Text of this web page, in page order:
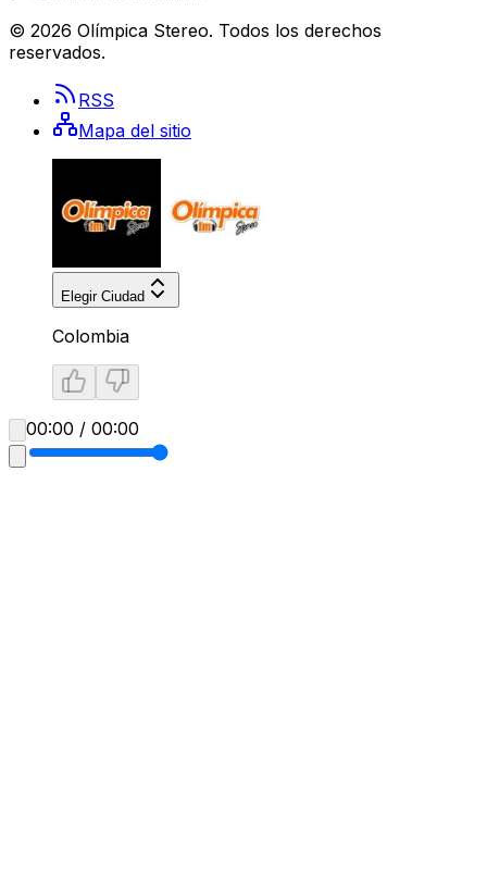
© 2026 Olímpica Stereo. Todos los derechos
reservados.
RSS
Mapa del sitio
Elegir Ciudad
Colombia
00:00 / 00:00